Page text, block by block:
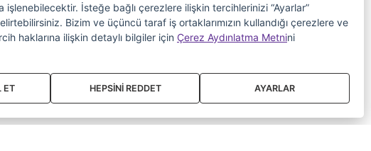
işlenebilecektir. İsteğe bağlı çerezlere ilişkin tercihlerinizi “Ayarlar”
Bizim ve üçüncü taraf iş ortaklarımızın kullandığı çerezlere ve
haklarına ilişkin detaylı bilgiler için Çerez Aydınlatma Metnini
ET HEPSİNİ REDDET AYARLAR